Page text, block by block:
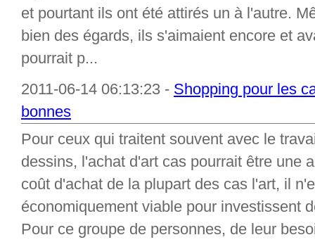
et pourtant ils ont été attirés un à l'autre.
bien des égards, ils s'aimaient encore et
pourrait p...
2011-06-14 06:13:23 - Shopping pour les
bonnes
Pour ceux qui traitent souvent avec le
dessins, l'achat d'art cas pourrait être une
coût d'achat de la plupart des cas l'art, il
économiquement viable pour investissent
Pour ce groupe de personnes, de leur